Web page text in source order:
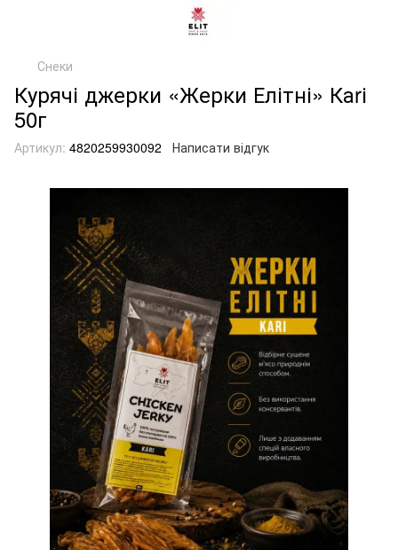
Снеки
Курячі джерки «Жерки Елітні» Каrі
50г
Артикул: 4820259930092 Написати відгук